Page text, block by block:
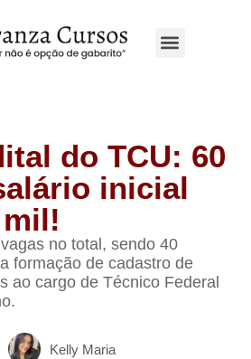
do TCU: 60
inicial
mil!
no total, sendo 40
formação de cadastro de
ao cargo de Técnico Federal
Kelly Maria